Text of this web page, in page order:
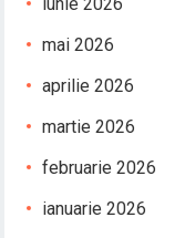
mai 2026
aprilie 2026
martie 2026
februarie 2026
ianuarie 2026